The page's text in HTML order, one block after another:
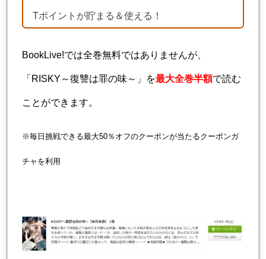
Tポイントが貯まる＆使える！
BookLive!では全巻無料ではありませんが、
「RISKY～復讐は罪の味～」を最大全巻半額で読む
ことができます。
※毎日挑戦できる最大50％オフのクーポンが当たるクーポンガ
チャを利用